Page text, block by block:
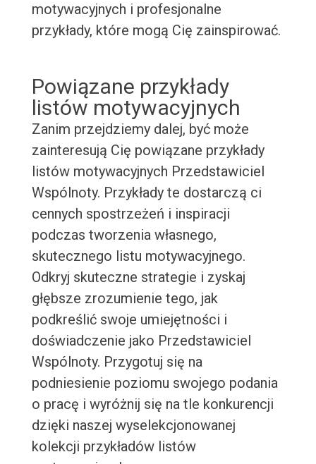
motywacyjnych i profesjonalne
przykłady, które mogą Cię zainspirować.
Powiązane przykłady
listów motywacyjnych
Zanim przejdziemy dalej, być może
zainteresują Cię powiązane przykłady
listów motywacyjnych Przedstawiciel
Wspólnoty. Przykłady te dostarczą ci
cennych spostrzeżeń i inspiracji
podczas tworzenia własnego,
skutecznego listu motywacyjnego.
Odkryj skuteczne strategie i zyskaj
głębsze zrozumienie tego, jak
podkreślić swoje umiejętności i
doświadczenie jako Przedstawiciel
Wspólnoty. Przygotuj się na
podniesienie poziomu swojego podania
o pracę i wyróżnij się na tle konkurencji
dzięki naszej wyselekcjonowanej
kolekcji przykładów listów